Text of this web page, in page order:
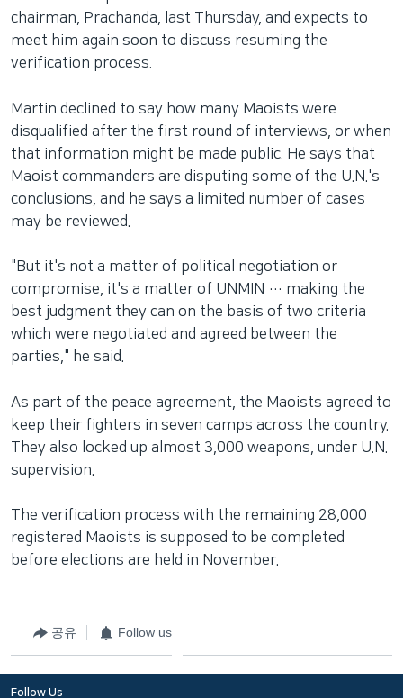
chairman, Prachanda, last Thursday, and expects to
meet him again soon to discuss resuming the
verification process.
Martin declined to say how many Maoists were
disqualified after the first round of interviews, or when
that information might be made public. He says that
Maoist commanders are disputing some of the U.N.'s
conclusions, and he says a limited number of cases
may be reviewed.
"But it's not a matter of political negotiation or
compromise, it's a matter of UNMIN … making the
best judgment they can on the basis of two criteria
which were negotiated and agreed between the
parties," he said.
As part of the peace agreement, the Maoists agreed to
keep their fighters in seven camps across the country.
They also locked up almost 3,000 weapons, under U.N.
supervision.
The verification process with the remaining 28,000
registered Maoists is supposed to be completed
before elections are held in November.
공유 Follow us
Follow Us